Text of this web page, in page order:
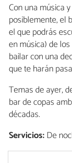
Con una música
posiblemente, el
el que podrás
en música) de los
bailar con una
que te harán
Temas de ayer,
bar de copas
décadas.
Servicios:De